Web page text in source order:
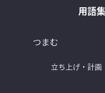
用語集
つまむ
立ち上げ・計画